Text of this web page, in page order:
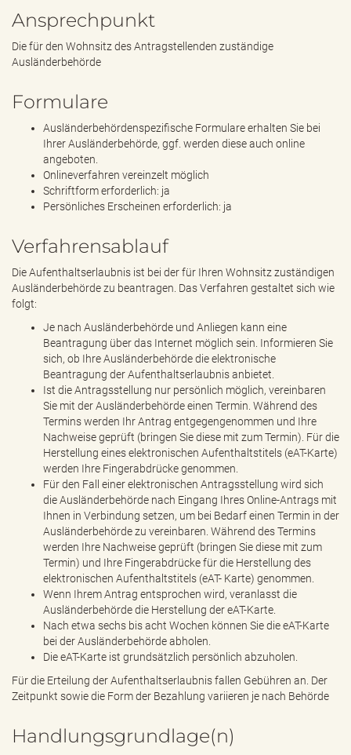
Ansprechpunkt
Die für den Wohnsitz des Antragstellenden zuständige
Ausländerbehörde
Formulare
Ausländerbehördenspezifische Formulare erhalten Sie bei
Ihrer Ausländerbehörde, ggf. werden diese auch online
angeboten.
Onlineverfahren vereinzelt möglich
Schriftform erforderlich: ja
Persönliches Erscheinen erforderlich: ja
Verfahrensablauf
Die Aufenthaltserlaubnis ist bei der für Ihren Wohnsitz zuständigen
Ausländerbehörde zu beantragen. Das Verfahren gestaltet sich wie
folgt:
Je nach Ausländerbehörde und Anliegen kann eine
Beantragung über das Internet möglich sein. Informieren Sie
sich, ob Ihre Ausländerbehörde die elektronische
Beantragung der Aufenthaltserlaubnis anbietet.
Ist die Antragsstellung nur persönlich möglich, vereinbaren
Sie mit der Ausländerbehörde einen Termin. Während des
Termins werden Ihr Antrag entgegengenommen und Ihre
Nachweise geprüft (bringen Sie diese mit zum Termin). Für die
Herstellung eines elektronischen Aufenthaltstitels (eAT-Karte)
werden Ihre Fingerabdrücke genommen.
Für den Fall einer elektronischen Antragsstellung wird sich
die Ausländerbehörde nach Eingang Ihres Online-Antrags mit
Ihnen in Verbindung setzen, um bei Bedarf einen Termin in der
Ausländerbehörde zu vereinbaren. Während des Termins
werden Ihre Nachweise geprüft (bringen Sie diese mit zum
Termin) und Ihre Fingerabdrücke für die Herstellung des
elektronischen Aufenthaltstitels (eAT- Karte) genommen.
Wenn Ihrem Antrag entsprochen wird, veranlasst die
Ausländerbehörde die Herstellung der eAT-Karte.
Nach etwa sechs bis acht Wochen können Sie die eAT-Karte
bei der Ausländerbehörde abholen.
Die eAT-Karte ist grundsätzlich persönlich abzuholen.
Für die Erteilung der Aufenthaltserlaubnis fallen Gebühren an. Der
Zeitpunkt sowie die Form der Bezahlung variieren je nach Behörde
Handlungsgrundlage(n)